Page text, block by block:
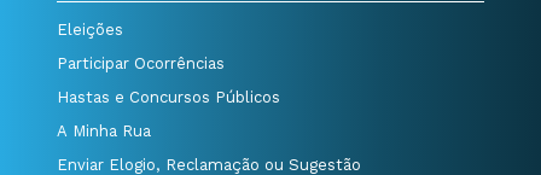
Eleições
Participar Ocorrências
Hastas e Concursos Públicos
A Minha Rua
Enviar Elogio, Reclamação ou Sugestão